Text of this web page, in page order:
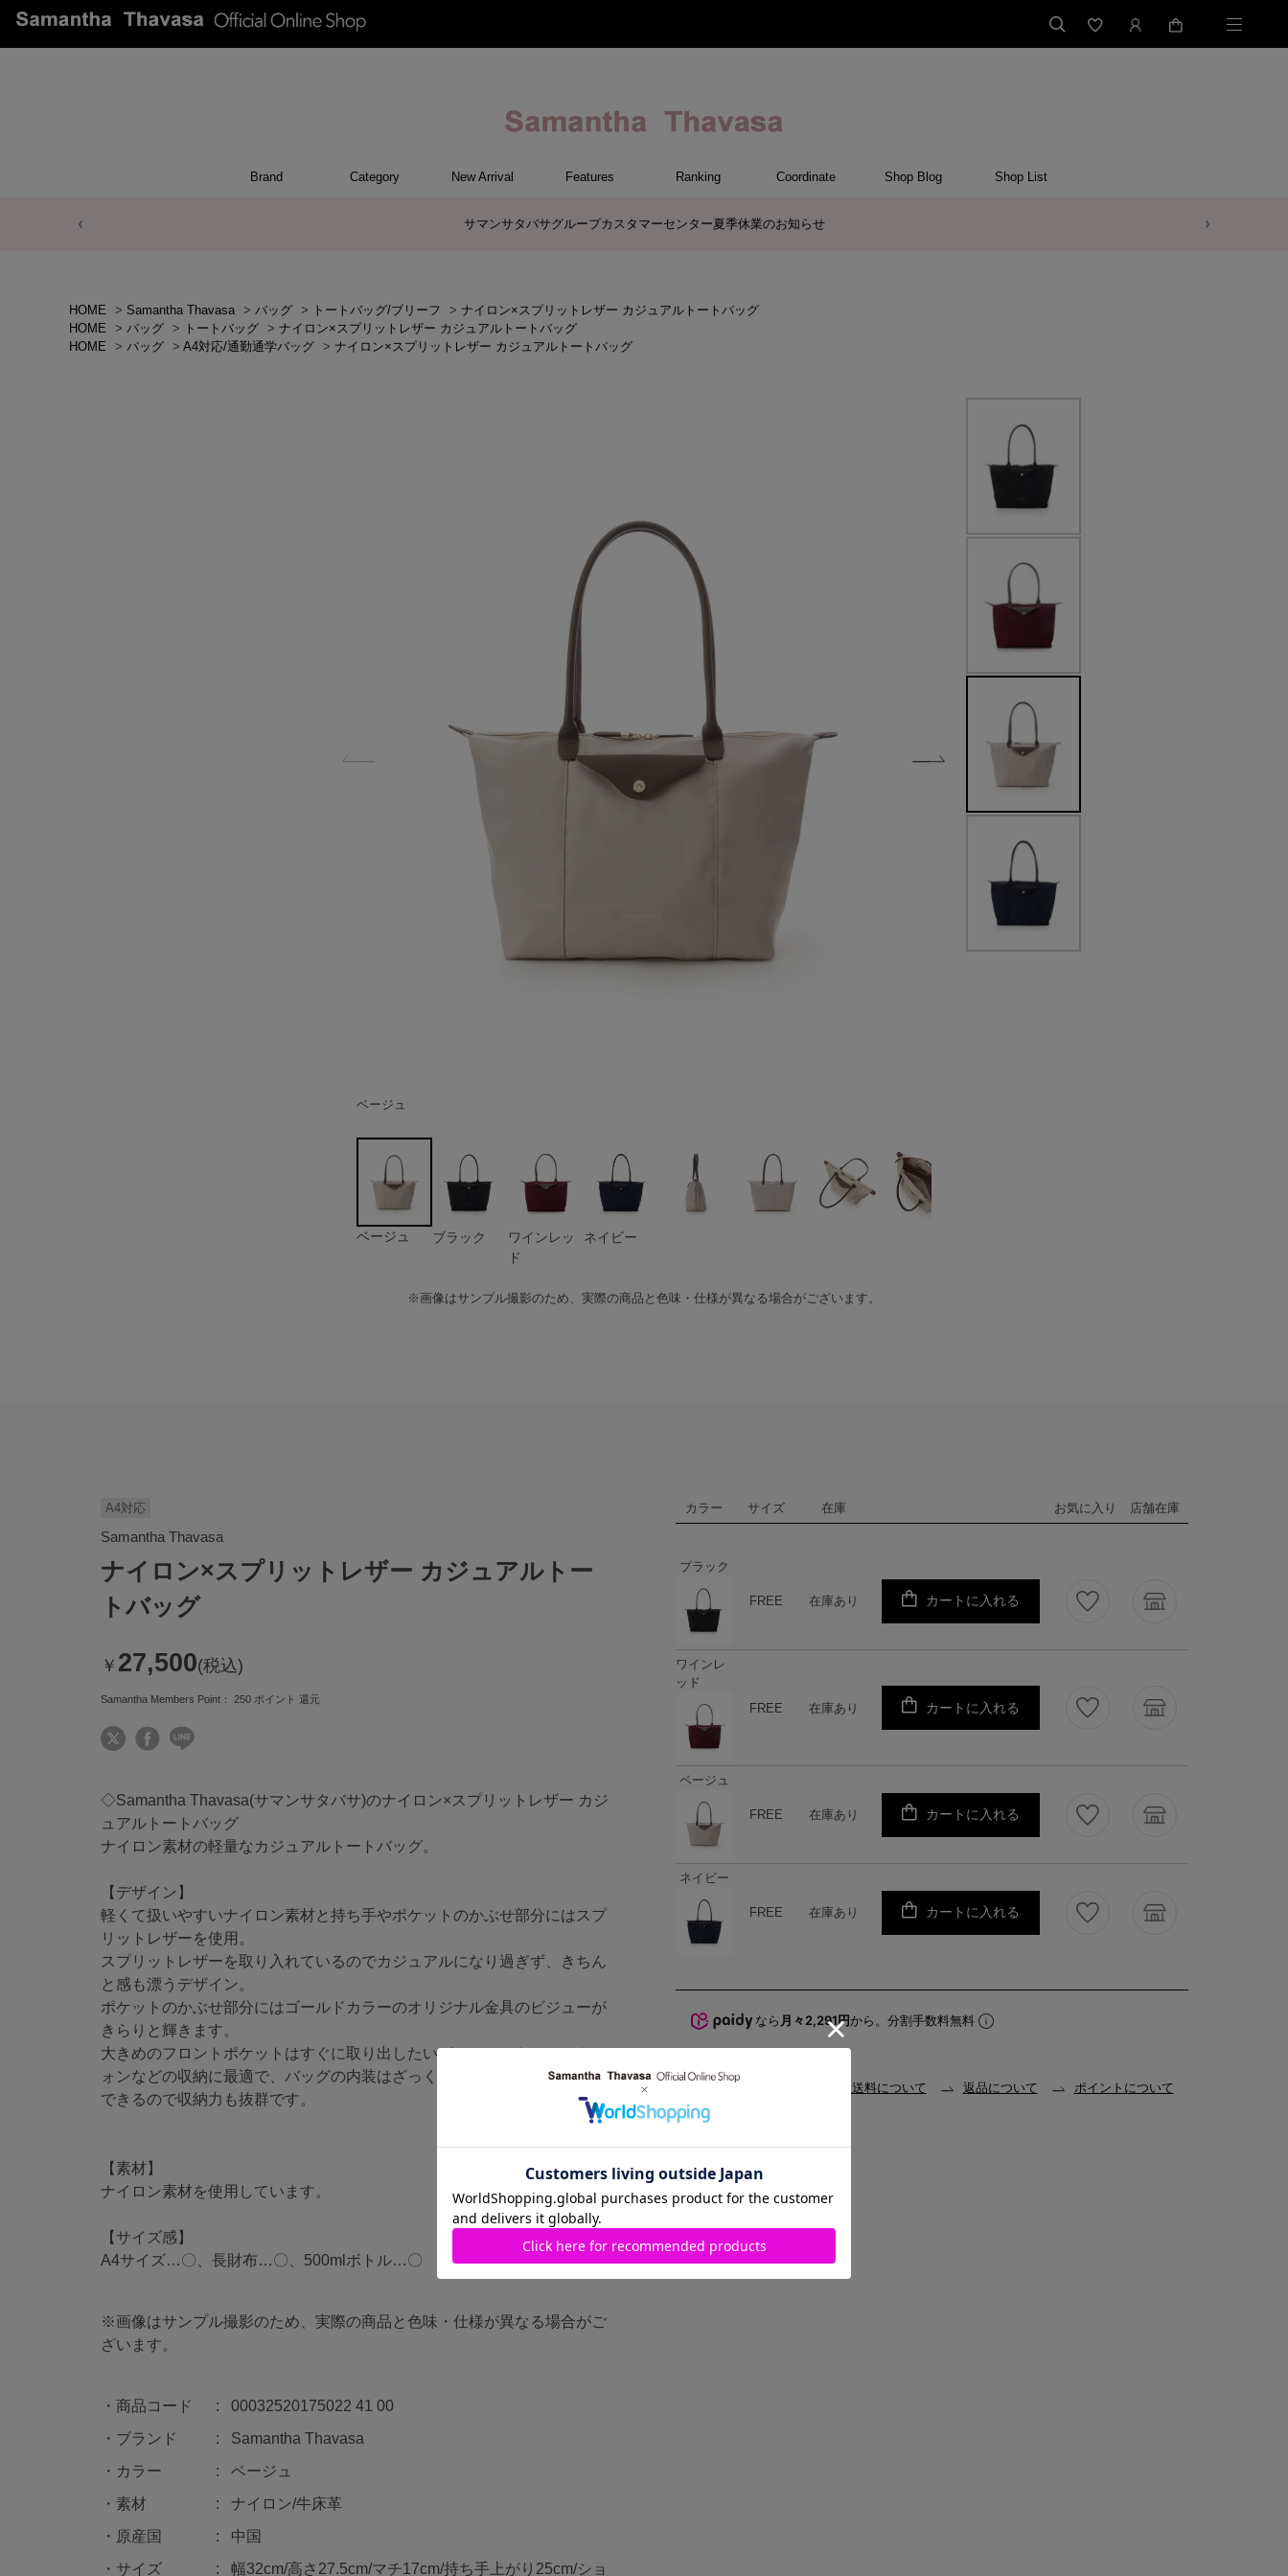
Brand Category
ハンドバッグ
トートバッグ/ブリーフ
ショルダーバッグ/ミニバッグ
ボストンバッグ
リュック/バックパック
クラッチバッグ/パーティーバッ
バッグその他
長財布
折財布/ミニ財布
コインケース/マルチケース
財布・小物その他
ポーチ
カードケース/名刺入れ
キーケース
パスケース
モバイルグッズ
フラグメントケース
ケース/ポーチその他
ファスナートップチャーム
バッグチャーム
チャームその他
帽子
レッグウェア
ストール / マフラー / スカーフ
ファッショングッズその他
New Arrival Features Ranking Coordinate Shop Blog Shop List
サマンサタバサグループカスタマーセンター夏季休業のお知らせ
HOME > Samantha Thavasa > バッグ > トートバッグ/ブリーフ > ナイロン×スプリットレザー カジュアルトートバッグ
HOME
> バッグ > トートバッグ > ナイロン×スプリットレザー カジュアルトートバッグ
HOME
> バッグ > A4対応/通勤通学バッグ > ナイロン×スプリットレザー カジュアルトートバッグ
ベージュ
ブラック
ワインレッド
ネイビー
ベージュ ブラック
ワインレッ
ド
ネイビー
※画像はサンプル撮影のため、実際の商品と色味・仕様が異なる場合がございます。
A4対応
Samantha Thavasa
ナイロン×スプリットレザー カジュアルトー
トバッグ
￥ 27,500(税込)
Samantha Members Point： 250ポイント 還元
◇Samantha Thavasa(サマンサタバサ)のナイロン×スプリットレザー カジ
ュアルトートバッグ
ナイロン素材の軽量なカジュアルトートバッグ。
【デザイン】
軽くて扱いやすいナイロン素材と持ち手やポケットのかぶせ部分にはスプ
リットレザーを使用。
スプリットレザーを取り入れているのでカジュアルになり過ぎず、きちん
と感も漂うデザイン。
ポケットのかぶせ部分にはゴールドカラーのオリジナル金具のビジューが
きらりと輝きます。
大きめのフロントポケットはすぐに取り出したいパスケースやスマートフ
ォンなどの収納に最適で、バッグの内装はざっくりと荷物がいれることが
できるので収納力も抜群です。
【素材】
ナイロン素材を使用しています。
【サイズ感】
A4サイズ…〇、長財布…〇、500mlボトル…〇
※画像はサンプル撮影のため、実際の商品と色味・仕様が異なる場合がご
ざいます。
商品コード
00032520175022 41 00
ブランド
Samantha Thavasa
カラー
ベージュ
素材
ナイロン/牛床革
原産国
中国
サイズ
幅32cm/高さ27.5cm/マチ17cm/持ち手上がり25cm/ショ
カラー サイズ 在庫 お気に入り 店舗在庫
ブラック
FREE 在庫あり カートに入れる
商品在庫
ワインレ
ッド
FREE
在庫あり カートに入れる
商品在庫
ベージュ
FREE 在庫あり カートに入れる
ハート 商品在庫
ネイビー
FREE 在庫あり カートに入れる
ハート 商品在庫
なら 月々2,291円から。分割手数料無料
配送と送料について 返品について ポイントについて